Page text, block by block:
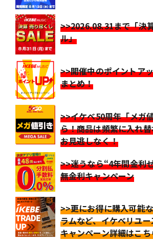
>>2026.08.31まで「決
ル」
>>開催中のポイントア
まとめ！
>>イケベ50周年「メガ
ら！商品は頻繁に入れ
お見逃しなく！
>>迷うなら“4年間金利
無金利キャンペーン
>>更にお得に購入可能
ラムなど、イケベリユ
キャンペーン詳細はこ